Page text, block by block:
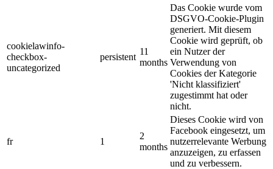
cookielawinfo-
checkbox-
uncategorized
persistent
11
months
Das Cookie wurde vom
DSGVO-Cookie-Plugin
generiert. Mit diesem
Cookie wird geprüft, ob
ein Nutzer der
Verwendung von
Cookies der Kategorie
'Nicht klassifiziert'
zugestimmt hat oder
nicht.
fr 1
2
months
Dieses Cookie wird von
Facebook eingesetzt, um
nutzerrelevante Werbung
anzuzeigen, zu erfassen
und zu verbessern.